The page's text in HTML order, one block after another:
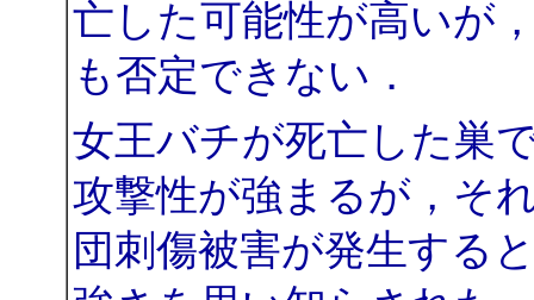
亡した可能性が高いが
も否定できない．
女王バチが死亡した巣
攻撃性が強まるが，そ
団刺傷被害が発生する